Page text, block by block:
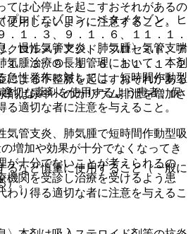
レドニゾロン、ベタメタゾン、ヒ
．１．３、９．１．６、１１．１．
クロルメチアジド、フロセミド、ア
１．３、９．１．６、１１．１．２
による不整脈を起こすおそれがある
剤は尿中へのカリウム排泄を増加さ
るなど慎重に使用すること（一般に
）。
ては心停止を起こすおそれがあるの
使用しないように注意すること。
慢性気管支炎、肺気腫〉気管支喘
気腫治療の長期管理において、本剤
急性発作に対しては、短時間作動型
切な薬剤を使用するよう患者、保
適切な者に注意を与えること。
気管支炎、肺気腫で短時間作動型吸
増加や効果が十分でなくなってき
が十分でないことが考えられるの
機関を受診し治療を受けるよう患
わり得る適切な者に注意を与えるこ